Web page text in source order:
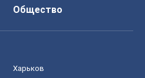
Общество
Харьков